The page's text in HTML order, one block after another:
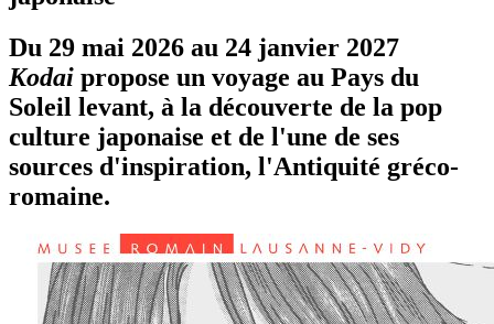
Du 29 mai 2026 au 24 janvier 2027
Kodai propose un voyage au Pays du
Soleil levant, à la découverte de la pop
culture japonaise et de l'une de ses
sources d'inspiration, l'Antiquité gréco-
romaine.